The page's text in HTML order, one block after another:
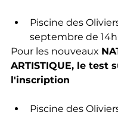
Piscine des
septembre de
Pour les nouveaux
ARTISTIQUE, le test
l'inscription
Piscine des